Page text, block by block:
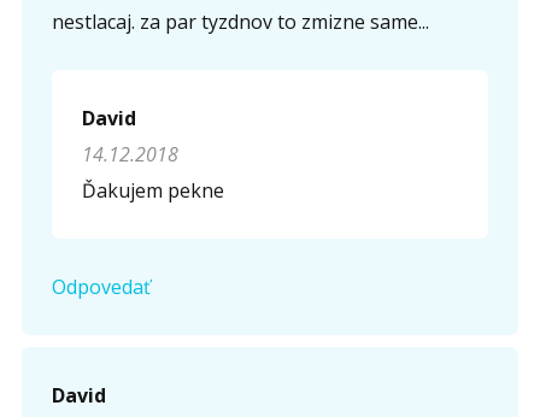
nestlacaj. za par tyzdnov to zmizne same...
David
14.12.2018
Ďakujem pekne
Odpovedať
David